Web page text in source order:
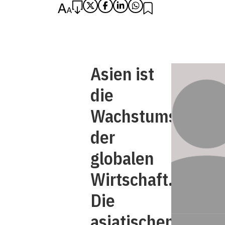
Asien ist
die
der
globalen
Wirtschaft.
Die